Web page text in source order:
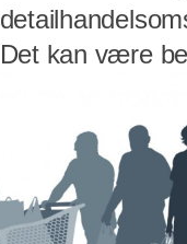
Det kan være